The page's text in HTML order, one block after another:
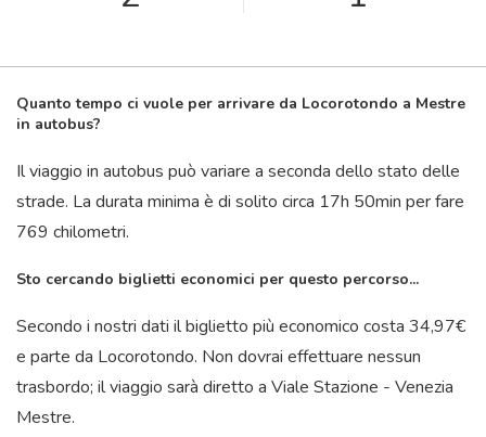
Quanto tempo ci vuole per arrivare da Locorotondo a Mestre
in autobus?
Il viaggio in autobus può variare a seconda dello stato delle
strade. La durata minima è di solito circa 17h 50min per fare
769 chilometri.
Sto cercando biglietti economici per questo percorso...
Secondo i nostri dati il ​​biglietto più economico costa 34,97€
e parte da Locorotondo. Non dovrai effettuare nessun
trasbordo; il viaggio sarà diretto a Viale Stazione - Venezia
Mestre.